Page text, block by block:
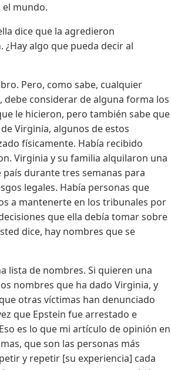
mundo.
dice que la agredieron
algo que pueda decir al
Pero, como sabe, cualquier
considerar de alguna forma los
le hicieron, pero también sabe que
Virginia, algunos de estos
físicamente. Había recibido
Virginia y su familia alquilaron una
durante tres semanas para
legales. Había personas que
a mantenerte en los tribunales por
que ella debía tomar sobre
dice, hay nombres que se
lista de nombres. Si quieren una
nombres que ha dado Virginia, y
otras víctimas han denunciado
que Epstein fue arrestado e
es lo que mi artículo de opinión en
que son las personas más
y repetir [su experiencia] cada